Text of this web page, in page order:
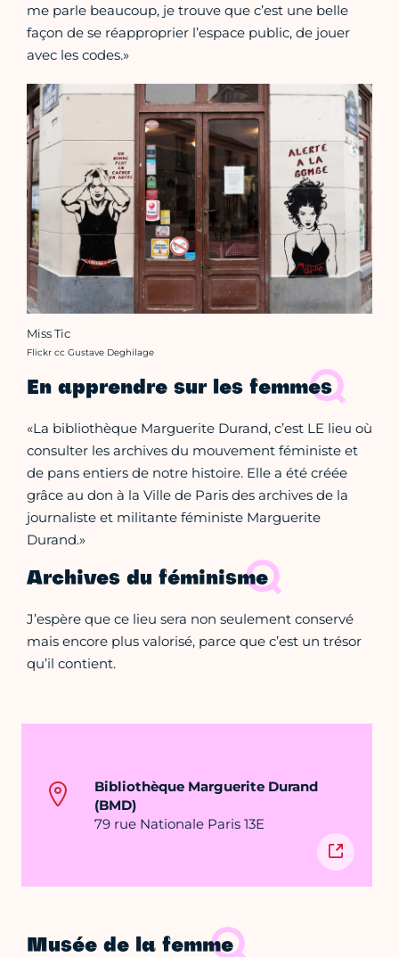
me parle beaucoup, je trouve que c’est une belle
façon de se réapproprier l’espace public, de jouer
avec les codes.»
Miss Tic
Crédit photo :
Flickr cc Gustave Deghilage
En apprendre sur les femmes
«La bibliothèque Marguerite Durand, c’est LE lieu où
consulter les archives du mouvement féministe et
de pans entiers de notre histoire. Elle a été créée
grâce au don à la Ville de Paris des archives de la
journaliste et militante féministe Marguerite
Durand.»
Archives du féminisme
J’espère que ce lieu sera non seulement conservé
mais encore plus valorisé, parce que c’est un trésor
qu’il contient.
Bibliothèque Marguerite Durand
(BMD)
79 rue Nationale Paris 13E
Musée de la femme